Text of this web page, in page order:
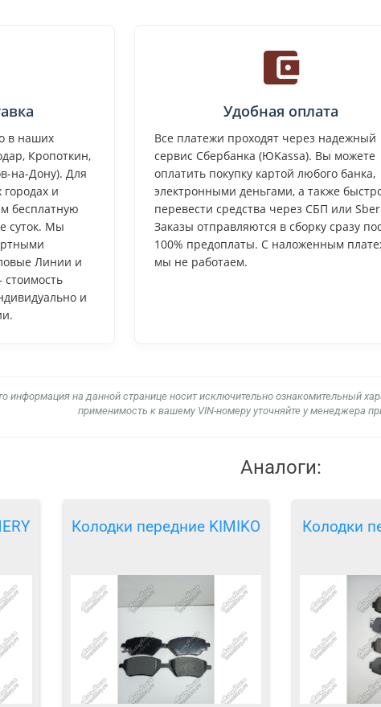
в наших
Кропоткин,
на-Дону). Для
городах и
бесплатную
суток. Мы
Линии и
и
Удобная оплата
Все платежи проходят через надежный
сервис Сбербанка (ЮKassa). Вы можете
оплатить покупку картой любого банка,
электронными деньгами, а также
перевести средства через СБП или
Заказы отправляются в сборку сразу
100% предоплаты. С наложенным
мы не работаем.
информация на данной странице носит исключительно ознакомительный
применимость к вашему VIN-номеру уточняйте у менеджера
Аналоги:
Колодки передние KIMIKO Колодки